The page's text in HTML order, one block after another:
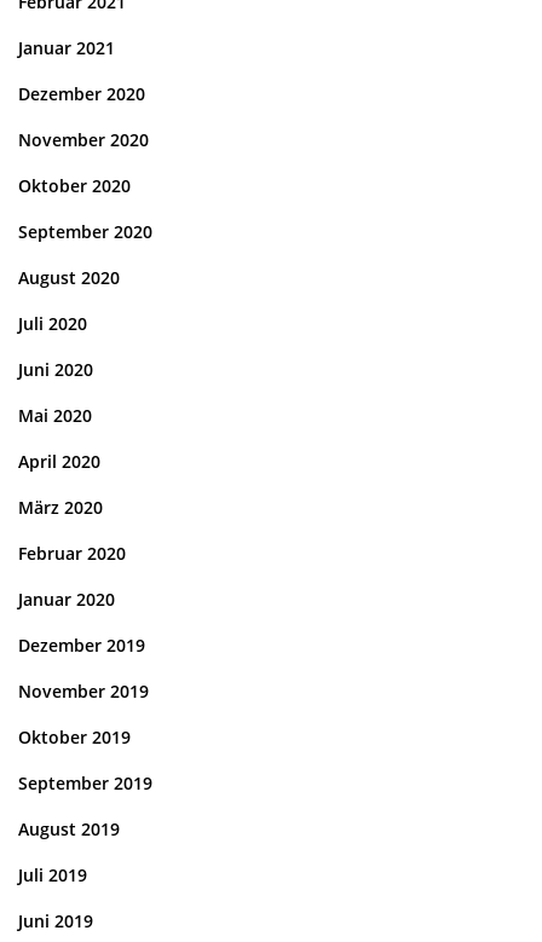
Januar 2021
Dezember 2020
November 2020
Oktober 2020
September 2020
August 2020
Juli 2020
Juni 2020
Mai 2020
April 2020
März 2020
Februar 2020
Januar 2020
Dezember 2019
November 2019
Oktober 2019
September 2019
August 2019
Juli 2019
Juni 2019